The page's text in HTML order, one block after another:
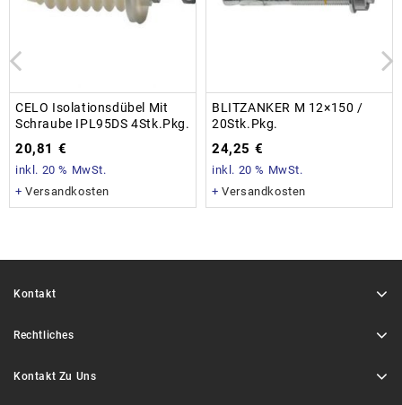
CELO Isolationsdübel Mit
Schraube IPL95DS 4Stk.Pkg.
20,81 €
inkl. 20 % MwSt.
+Versandkosten
BLITZANKER M 12×150 /
20Stk.Pkg.
24,25 €
inkl. 20 % MwSt.
+Versandkosten
Kontakt
Rechtliches
Kontakt Zu Uns